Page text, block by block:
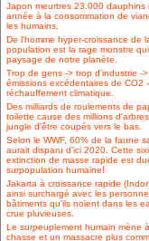
Japon meurtres 23.000 dauphins
année à la consommation de
les humains.
De l'homme hyper-croissance de
population est la rage monstre
paysage de notre planète.
Trop de gens -> trop d'industrie ->
émissions excédentaires de CO2
réchauffement climatique.
Des milliards de roulements de
toilette cause des millions
jungle d'être coupés vers le bas.
Selon le WWF, 60% de la faune
aurait disparu d'ici 2020. Cette
extinction de masse rapide est
surpopulation humaine!
Jakarta à croissance rapide
ainsi surchargé avec les
bâtiments qu'ils noient dans les
crue pluvieuses.
Le surpeuplement humain mène
chasse et un massacre plus